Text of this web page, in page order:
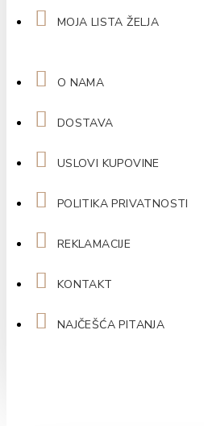
MOJA LISTA ŽELJA
O NAMA
DOSTAVA
USLOVI KUPOVINE
POLITIKA PRIVATNOSTI
REKLAMACIJE
KONTAKT
NAJČEŠĆA PITANJA